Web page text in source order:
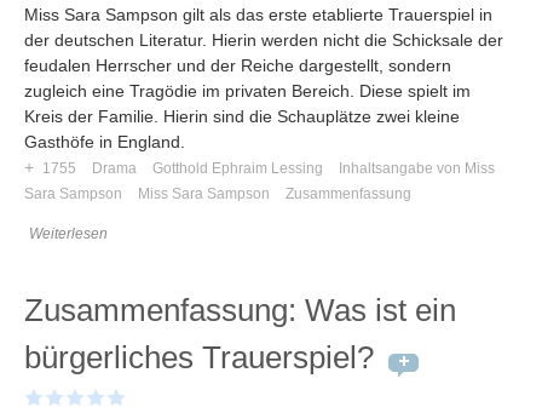
Miss Sara Sampson gilt als das erste etablierte Trauerspiel in
der deutschen Literatur. Hierin werden nicht die Schicksale der
feudalen Herrscher und der Reiche dargestellt, sondern
zugleich eine Tragödie im privaten Bereich. Diese spielt im
Kreis der Familie. Hierin sind die Schauplätze zwei kleine
Gasthöfe in England.
+ 1755 Drama Gotthold Ephraim Lessing
Inhaltsangabe von Miss
Sara Sampson
Miss Sara Sampson Zusammenfassung
Weiterlesen
Zusammenfassung: Was ist ein
bürgerliches Trauerspiel?